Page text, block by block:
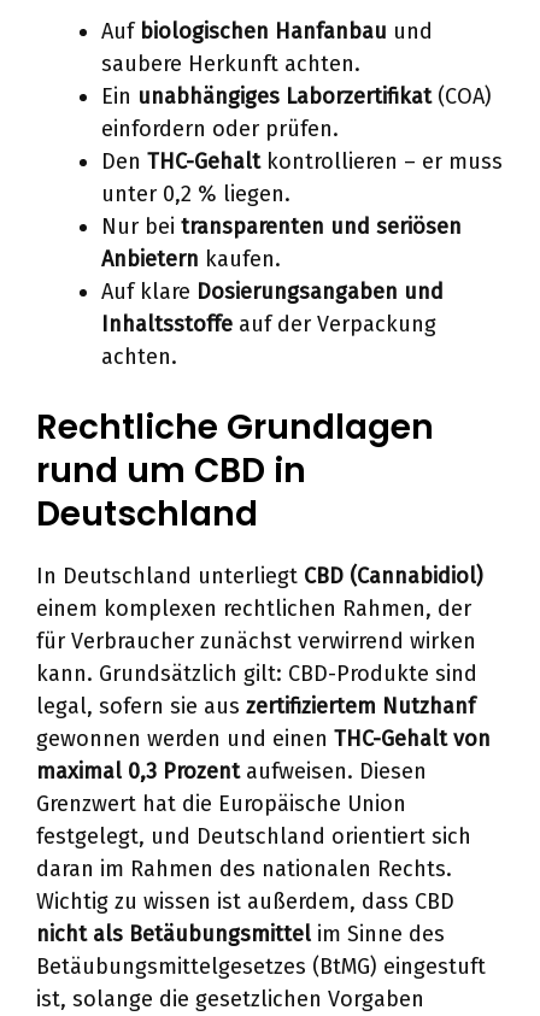
Auf biologischen Hanfanbau und
saubere Herkunft achten.
Ein unabhängiges Laborzertifikat(COA)
einfordern oder prüfen.
Den THC-Gehaltkontrollieren – er muss
unter 0,2 % liegen.
Nur bei transparenten und seriösen
Anbietern kaufen.
Auf klare Dosierungsangaben und
Inhaltsstoffe auf der Verpackung
achten.
Rechtliche Grundlagen
rund um CBD in
Deutschland
In Deutschland unterliegt CBD (Cannabidiol)
einem komplexen rechtlichen Rahmen, der
für Verbraucher zunächst verwirrend wirken
kann. Grundsätzlich gilt: CBD-Produkte sind
legal, sofern sie aus zertifiziertem Nutzhanf
gewonnen werden und einen THC-Gehalt von
maximal 0,3 Prozentaufweisen. Diesen
Grenzwert hat die Europäische Union
festgelegt, und Deutschland orientiert sich
daran im Rahmen des nationalen Rechts.
Wichtig zu wissen ist außerdem, dass CBD
nicht als Betäubungsmittel im Sinne des
Betäubungsmittelgesetzes (BtMG) eingestuft
ist, solange die gesetzlichen Vorgaben